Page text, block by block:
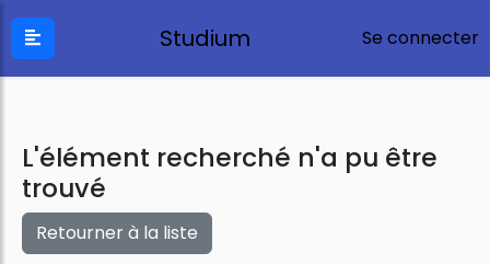
Studium Se connecter
L'élément recherché n'a pu être
trouvé
Retourner à la liste